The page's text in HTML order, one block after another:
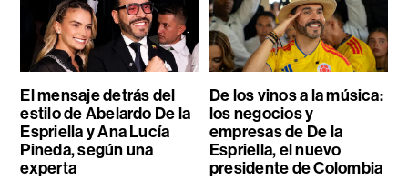
El mensaje detrás del
estilo de Abelardo De la
Espriella y Ana Lucía
Pineda, según una
experta
De los vinos a la música:
los negocios y
empresas de De la
Espriella, el nuevo
presidente de Colombia